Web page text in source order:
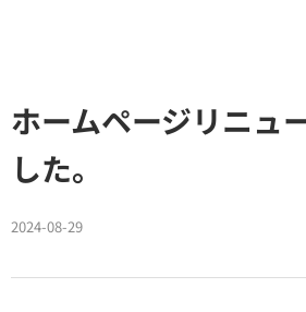
ホームページリニュ
した。
2024-08-29